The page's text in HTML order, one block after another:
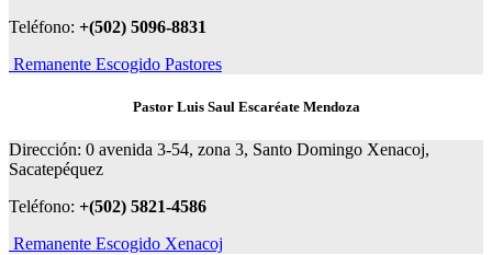
Teléfono: +(502) 5096-8831
Remanente Escogido Pastores
Pastor Luis Saul Escaréate Mendoza
Dirección: 0 avenida 3-54, zona 3, Santo Domingo Xenacoj,
Sacatepéquez
Teléfono: +(502) 5821-4586
Remanente Escogido Xenacoj